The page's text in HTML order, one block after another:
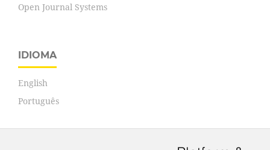
Open Journal Systems
IDIOMA
English
Português